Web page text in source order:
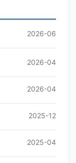
2026-06
2026-04
2026-04
2025-12
2025-04